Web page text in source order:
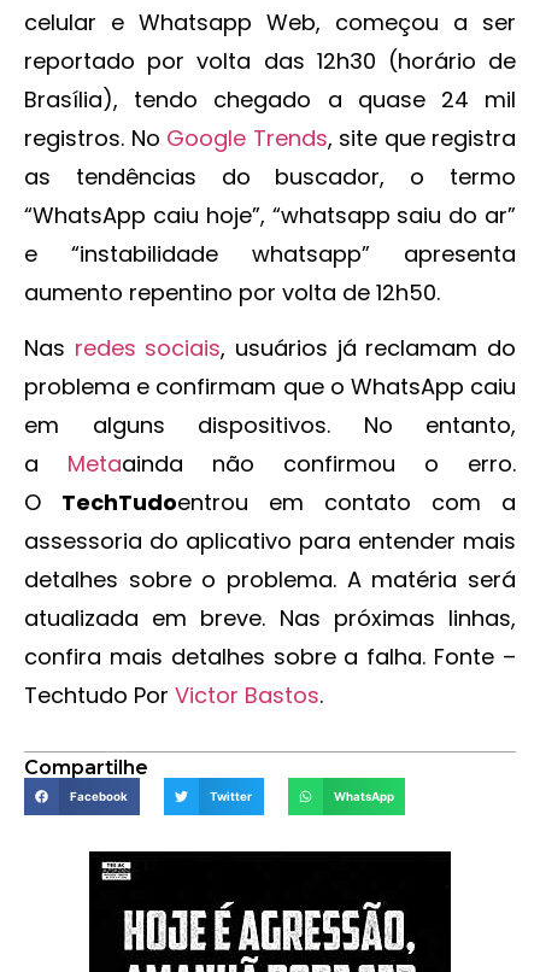
celular e Whatsapp Web, começou a ser
reportado por volta das 12h30 (horário de
Brasília), tendo chegado a quase 24 mil
registros. No Google Trends, site que registra
as tendências do buscador, o termo
“WhatsApp caiu hoje”, “whatsapp saiu do ar”
e “instabilidade whatsapp” apresenta
aumento repentino por volta de 12h50.
Nas redes sociais, usuários já reclamam do
problema e confirmam que o WhatsApp caiu
em alguns dispositivos. No entanto,
a Metaainda não confirmou o erro.
O TechTudoentrou em contato com a
assessoria do aplicativo para entender mais
detalhes sobre o problema. A matéria será
atualizada em breve. Nas próximas linhas,
confira mais detalhes sobre a falha. Fonte –
Techtudo Por Victor Bastos.
Compartilhe
Facebook Twitter WhatsApp